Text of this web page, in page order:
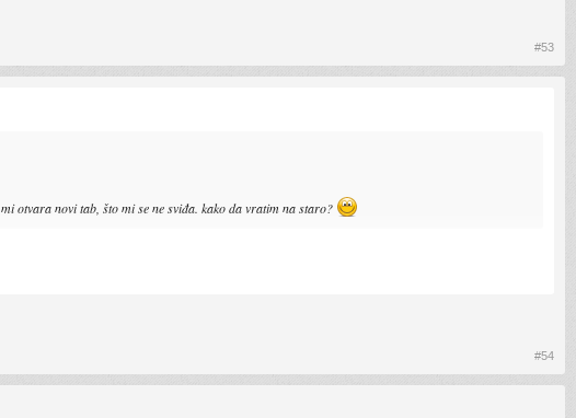
#53
otvara novi tab, što mi se ne sviđa. kako da vratim na staro?
#54